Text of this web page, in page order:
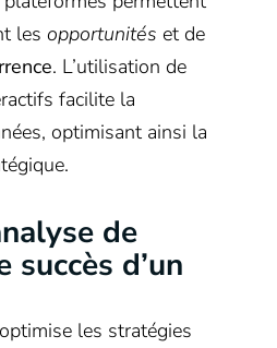
les opportunités et de
. L’utilisation de
facilite la
optimisant ainsi la
de
succès d’un
les stratégies